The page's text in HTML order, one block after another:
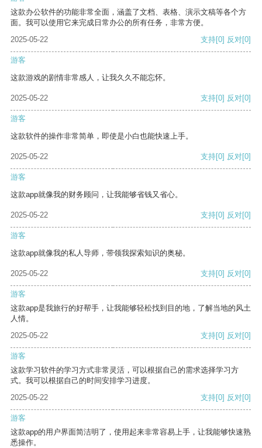
这款办公软件的功能非常全面，涵盖了文档、表格、演示文稿等各个方
面。我可以使用它来完成日常办公的所有任务，非常方便。
2025-05-22
支持[0] 反对[0]
游客
这款游戏的剧情非常感人，让我久久不能忘怀。
2025-05-22 支持[0] 反对[0]
游客
这款软件的操作非常简单，即使是小白也能快速上手。
2025-05-22 支持[0] 反对[0]
游客
这款app就像我的财务顾问，让我能够省钱又省心。
2025-05-22 支持[0] 反对[0]
游客
这款app就像我的私人导师，带领我探索知识的奥秘。
2025-05-22 支持[0] 反对[0]
游客
这款app是我旅行的好帮手，让我能够轻松找到目的地，了解当地的风土
人情。
2025-05-22
支持[0] 反对[0]
游客
这款学习软件的学习方式非常灵活，可以根据自己的需求选择学习方
式。我可以根据自己的时间安排学习进度。
2025-05-22
支持[0] 反对[0]
游客
这款app的用户界面简洁明了，使用起来非常容易上手，让我能够快速熟
悉操作。